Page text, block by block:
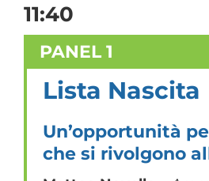
11:40
PANEL 1
Lista Nascita
Un’opportunità
che si rivolgono